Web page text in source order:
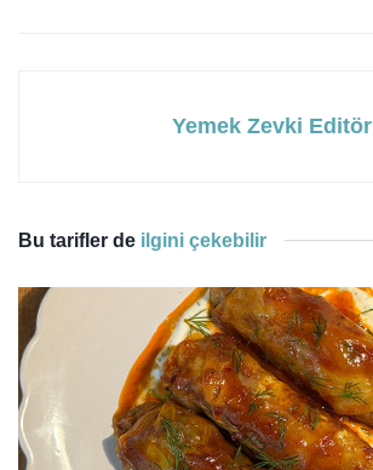
Yemek Zevki Editör
Bu tarifler de ilgini çekebilir